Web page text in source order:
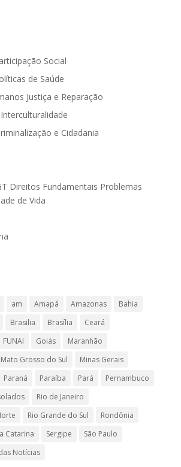
Social
de Saúde
Justiça e Reparação
e Cidadania
Direitos Fundamentais Problemas
de Vida
am Amapá Amazonas
Bahia
Brasilia Brasília
Ceará
FUNAI Goiás
Maranhão
Mato Grosso do Sul
Minas Gerais
Paraná Paraíba Pará
Pernambuco
Rio de Janeiro
Rio Grande do Sul
Rondônia
Catarina Sergipe
São Paulo
Notícias